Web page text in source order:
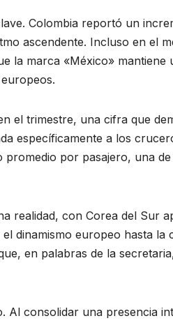
Colombia reportó un
ascendente. Incluso en el
la marca «México» mantiene
el trimestre, una cifra que
específicamente a los
por pasajero, una de
realidad, con Corea del Sur
dinamismo europeo hasta la
en palabras de la
Al consolidar una presencia